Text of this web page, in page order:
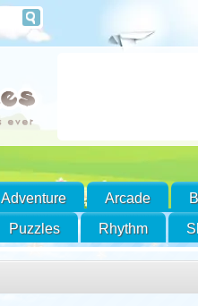
Adventure Arcade
Puzzles Rhythm